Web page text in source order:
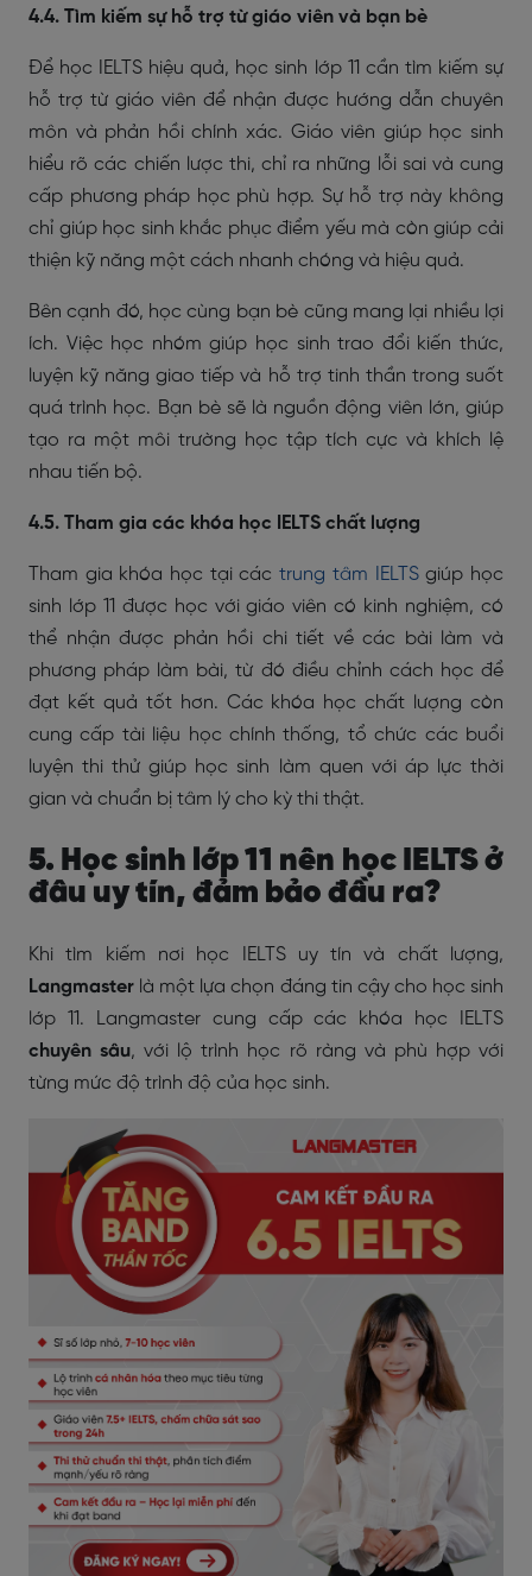
4.4. Tìm kiếm sự hỗ trợ từ giáo viên và bạn bè
Để học IELTS hiệu quả, học sinh lớp 11 cần tìm kiếm sự
hỗ trợ từ giáo viên để nhận được hướng dẫn chuyên
môn và phản hồi chính xác. Giáo viên giúp học sinh
hiểu rõ các chiến lược thi, chỉ ra những lỗi sai và cung
cấp phương pháp học phù hợp. Sự hỗ trợ này không
chỉ giúp học sinh khắc phục điểm yếu mà còn giúp cải
thiện kỹ năng một cách nhanh chóng và hiệu quả.
Bên cạnh đó, học cùng bạn bè cũng mang lại nhiều lợi
ích. Việc học nhóm giúp học sinh trao đổi kiến thức,
luyện kỹ năng giao tiếp và hỗ trợ tinh thần trong suốt
quá trình học. Bạn bè sẽ là nguồn động viên lớn, giúp
tạo ra một môi trường học tập tích cực và khích lệ
nhau tiến bộ.
4.5. Tham gia các khóa học IELTS chất lượng
Tham gia khóa học tại cáctrung tâm IELTSgiúp học
sinh lớp 11 được học với giáo viên có kinh nghiệm, có
thể nhận được phản hồi chi tiết về các bài làm và
phương pháp làm bài, từ đó điều chỉnh cách học để
đạt kết quả tốt hơn. Các khóa học chất lượng còn
cung cấp tài liệu học chính thống, tổ chức các buổi
luyện thi thử giúp học sinh làm quen với áp lực thời
gian và chuẩn bị tâm lý cho kỳ thi thật.
5. Học sinh lớp 11 nên học IELTS ở
đâu uy tín, đảm bảo đầu ra?
Khi tìm kiếm nơi học IELTS uy tín và chất lượng,
Langmaster là một lựa chọn đáng tin cậy cho học sinh
lớp 11. Langmaster cung cấp các khóa học IELTS
chuyên sâu, với lộ trình học rõ ràng và phù hợp với
từng mức độ trình độ của học sinh.